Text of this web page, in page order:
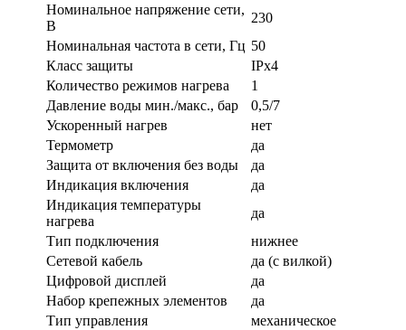
Номинальное напряжение сети,
В
230
Номинальная частота в сети, Гц 50
Класс защиты
IPx4
Количество режимов нагрева
1
Давление воды мин./макс., бар
0,5/7
Ускоренный нагрев
нет
Термометр
да
Защита от включения без воды
да
Индикация включения
да
Индикация температуры
нагрева
да
Тип подключения
нижнее
Сетевой кабель
да (с вилкой)
Цифровой дисплей
да
Набор крепежных элементов
да
Тип управления
механическое